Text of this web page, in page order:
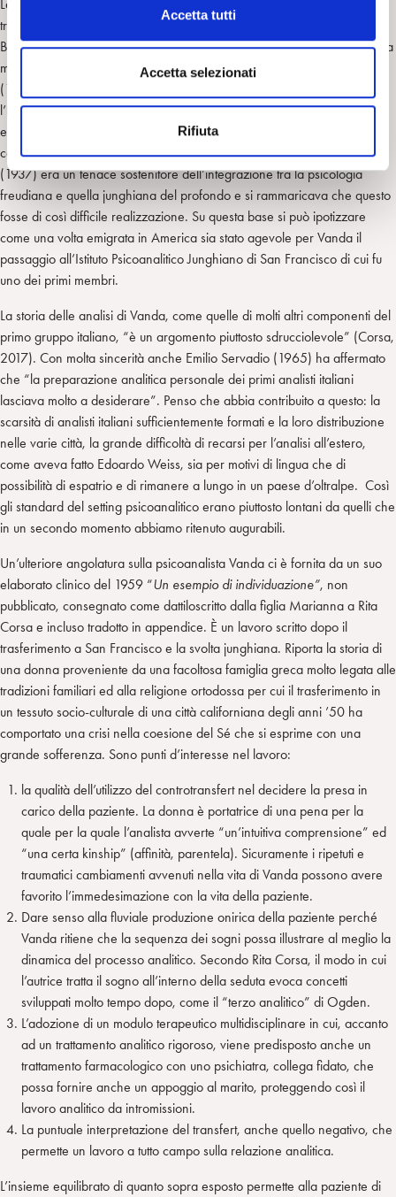
c
o
n
s
o
Accetta tutti
Accetta selezionati
Rifiuta
Le analisi personali di Vanda sono due. Nel 1936 una prima corta
tranche “ortodossa” con Margarete Ruben, un’analista formatasi a
Berlino, per qualche tempo iscritta alla SPI, cui Weiss ha inviato oltre alla
moglie anche un nipote affetto da una patologia grave. Una seconda
(1937-1939) con Ernest Bernhard. Quest’ultimo, pure formatosi presso
l’Istituto Psicoanalitico di Berlino, aveva fatto una prima analisi con Rado
ed una seconda autoanalisi con la supervisione di Fenichel, poi colloqui
con Jung e altre sessioni analitiche con analisti junghiani. Bernhard
(1937) era un tenace sostenitore dell’integrazione tra la psicologia
freudiana e quella junghiana del profondo e si rammaricava che questo
fosse di così difficile realizzazione. Su questa base si può ipotizzare
come una volta emigrata in America sia stato agevole per Vanda il
passaggio all’Istituto Psicoanalitico Junghiano di San Francisco di cui fu
uno dei primi membri.
La storia delle analisi di Vanda, come quelle di molti altri componenti del
primo gruppo italiano, “è un argomento piuttosto sdrucciolevole” (Corsa,
2017). Con molta sincerità anche Emilio Servadio (1965) ha affermato
che “la preparazione analitica personale dei primi analisti italiani
lasciava molto a desiderare”. Penso che abbia contribuito a questo: la
scarsità di analisti italiani sufficientemente formati e la loro distribuzione
nelle varie città, la grande difficoltà di recarsi per l’analisi all’estero,
come aveva fatto Edoardo Weiss, sia per motivi di lingua che di
possibilità di espatrio e di rimanere a lungo in un paese d’oltralpe. Così
gli standard del setting psicoanalitico erano piuttosto lontani da quelli che
in un secondo momento abbiamo ritenuto augurabili.
Un’ulteriore angolatura sulla psicoanalista Vanda ci è fornita da un suo
elaborato clinico del 1959 “Un esempio di individuazione”, non
pubblicato, consegnato come dattiloscritto dalla figlia Marianna a Rita
Corsa e incluso tradotto in appendice. È un lavoro scritto dopo il
trasferimento a San Francisco e la svolta junghiana. Riporta la storia di
una donna proveniente da una facoltosa famiglia greca molto legata alle
tradizioni familiari ed alla religione ortodossa per cui il trasferimento in
un tessuto socio-culturale di una città californiana degli anni ’50 ha
comportato una crisi nella coesione del Sé che si esprime con una
grande sofferenza. Sono punti d’interesse nel lavoro:
la qualità dell’utilizzo del controtransfert nel decidere la presa in
carico della paziente. La donna è portatrice di una pena per la
quale per la quale l’analista avverte “un’intuitiva comprensione” ed
“una certa kinship” (affinità, parentela). Sicuramente i ripetuti e
traumatici cambiamenti avvenuti nella vita di Vanda possono avere
favorito l’immedesimazione con la vita della paziente.
Dare senso alla fluviale produzione onirica della paziente perché
Vanda ritiene che la sequenza dei sogni possa illustrare al meglio la
dinamica del processo analitico. Secondo Rita Corsa, il modo in cui
l’autrice tratta il sogno all’interno della seduta evoca concetti
sviluppati molto tempo dopo, come il “terzo analitico” di Ogden.
L’adozione di un modulo terapeutico multidisciplinare in cui, accanto
ad un trattamento analitico rigoroso, viene predisposto anche un
trattamento farmacologico con uno psichiatra, collega fidato, che
possa fornire anche un appoggio al marito, proteggendo così il
lavoro analitico da intromissioni.
La puntuale interpretazione del transfert, anche quello negativo, che
permette un lavoro a tutto campo sulla relazione analitica.
L’insieme equilibrato di quanto sopra esposto permette alla paziente di